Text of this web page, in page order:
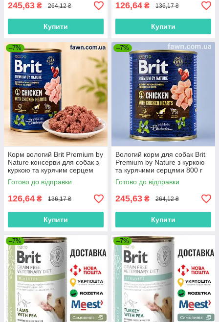
245,63 ₴ 264,12 ₴
Купити
126,64 ₴ 136,17 ₴
Купити
–7%
Корм вологий Brit Premium by
Nature консерви для собак з
куркою та курячим серцем
400 г
Готово до відправки
126,64 ₴ 136,17 ₴
Купити
–7%
Вологий корм для собак Brit
Premium by Nature з куркою
та курячими серцями 800 г
Готово до відправки
245,63 ₴ 264,12 ₴
Купити
–7% –7%